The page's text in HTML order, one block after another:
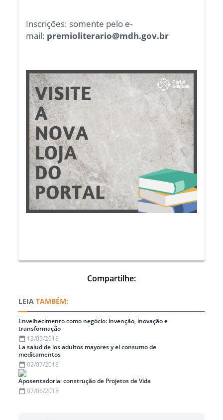
Inscrições: somente pelo e-
mail: premioliterario@mdh.gov.br
Compartilhe:
TAMBÉM:
Envelhecimento como negócio: invenção, inovação e
transformação
13/05/2018
La salud de los adultos mayores y el consumo de
medicamentos
02/07/2018
Aposentadoria: construção de Projetos de Vida
07/06/2018